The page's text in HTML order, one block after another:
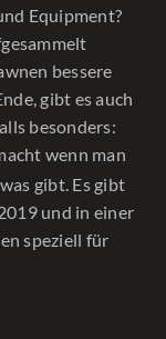
Equipment?
bessere
gibt es auch
besonders:
wenn man
gibt. Es gibt
und in einer
speziell für